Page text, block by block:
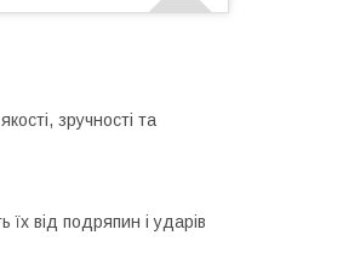
зручності та
їх від подряпин і ударів